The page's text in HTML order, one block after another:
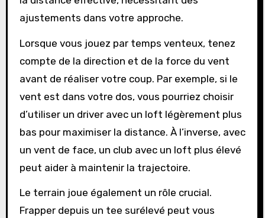
ajustements dans votre approche.
Lorsque vous jouez par temps venteux, tenez
compte de la direction et de la force du vent
avant de réaliser votre coup. Par exemple, si le
vent est dans votre dos, vous pourriez choisir
d’utiliser un driver avec un loft légèrement plus
bas pour maximiser la distance. À l’inverse, avec
un vent de face, un club avec un loft plus élevé
peut aider à maintenir la trajectoire.
Le terrain joue également un rôle crucial.
Frapper depuis un tee surélevé peut vous